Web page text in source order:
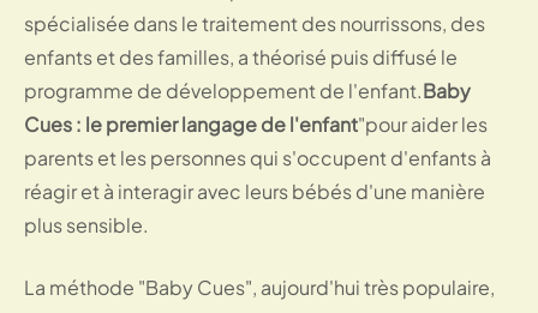
spécialisée dans le traitement des nourrissons, des
enfants et des familles, a théorisé puis diffusé le
programme de développement de l'enfant.Baby
Cues : le premier langage de l'enfant"pour aider les
parents et les personnes qui s'occupent d'enfants à
réagir et à interagir avec leurs bébés d'une manière
plus sensible.
La méthode "Baby Cues", aujourd'hui très populaire,